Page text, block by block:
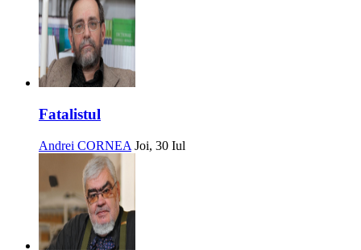
Fatalistul
Andrei CORNEA Joi, 30 Iul